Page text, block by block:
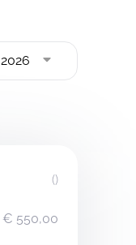
2026
()
€ 550,00